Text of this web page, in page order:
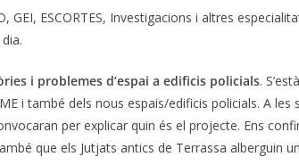
GEI, ESCORTES, Investigacions i altres
i problemes d’espai a edificis policials.
i també dels nous espais/edificis policials. A les
per explicar quin és el projecte. Ens
que els Jutjats antics de Terrassa alberguin